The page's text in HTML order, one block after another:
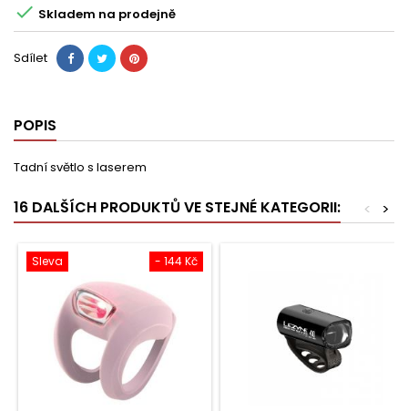
 Skladem na prodejně
Sdílet
POPIS
Tadní světlo s laserem
16 DALŠÍCH PRODUKTŮ VE STEJNÉ KATEGORII: >
<
- 144 Kč
Sleva